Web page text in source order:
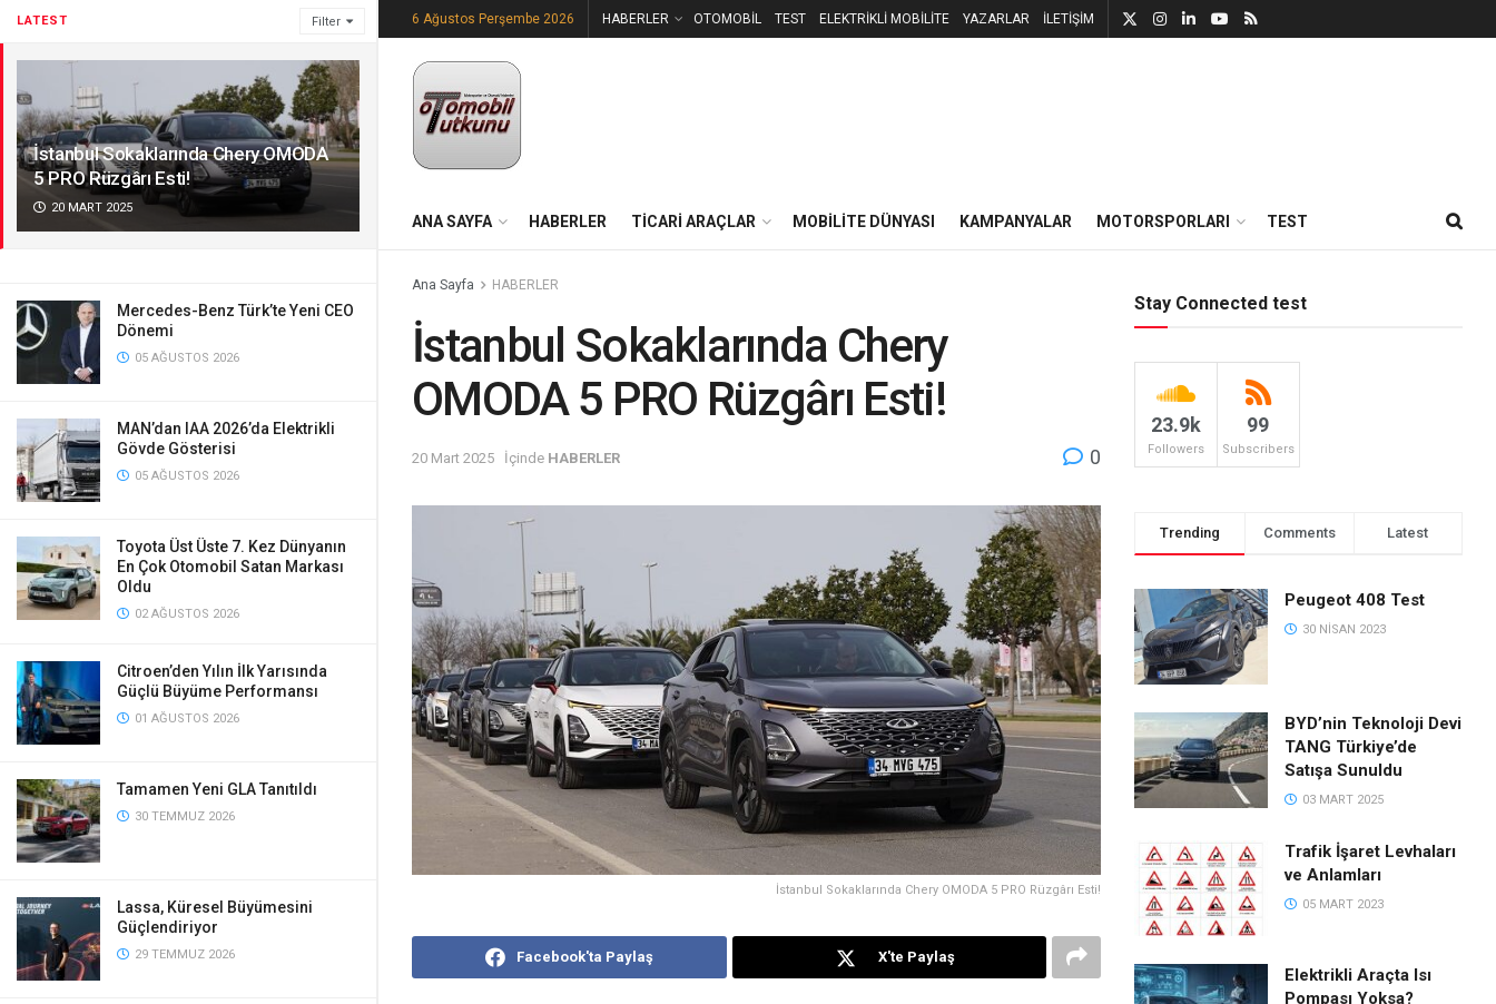
LATEST Filter
İstanbul Sokaklarında Chery OMODA
5 PRO Rüzgârı Esti!
20 MART 2025
Mercedes-Benz Türk’te Yeni CEO
Dönemi
05 AĞUSTOS 2026
MAN’dan IAA 2026’da Elektrikli
Gövde Gösterisi
05 AĞUSTOS 2026
Toyota Üst Üste 7. Kez Dünyanın
En Çok Otomobil Satan Markası
Oldu
02 AĞUSTOS 2026
Citroen’den Yılın İlk Yarısında
Güçlü Büyüme Performansı
01 AĞUSTOS 2026
Tamamen Yeni GLA Tanıtıldı
30 TEMMUZ 2026
Lassa, Küresel Büyümesini
Güçlendiriyor
29 TEMMUZ 2026
6 Ağustos Perşembe 2026 HABERLER OTOMOBİL TEST ELEKTRİKLİ MOBİLİTE YAZARLAR İLETİŞİM
ANA SAYFA HABERLER TİCARİ ARAÇLAR MOBİLİTE DÜNYASI KAMPANYALAR MOTORSPORLARI TEST
Ana Sayfa HABERLER
İstanbul Sokaklarında Chery
OMODA 5 PRO Rüzgârı Esti!
20 Mart 2025 İçinde HABERLER 0
İstanbul Sokaklarında Chery OMODA 5 PRO Rüzgârı Esti!
Facebook'ta Paylaş X'te Paylaş
Stay Connected test
23.9k
Followers
99
Subscribers
Trending Comments Latest
Peugeot 408 Test
30 NISAN 2023
BYD’nin Teknoloji Devi
TANG Türkiye’de
Satışa Sunuldu
03 MART 2025
Trafik İşaret Levhaları
ve Anlamları
05 MART 2023
Elektrikli Araçta Isı
Pompası Yoksa?